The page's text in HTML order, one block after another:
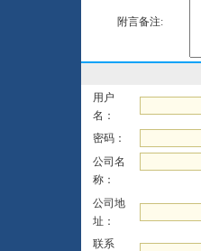
附言备注:
用户
名：
密码：
公司名
称：
公司地
址：
联系